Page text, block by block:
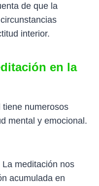
de que la
interior.
en la
tiene numerosos
mental y emocional.
La meditación nos
acumulada en